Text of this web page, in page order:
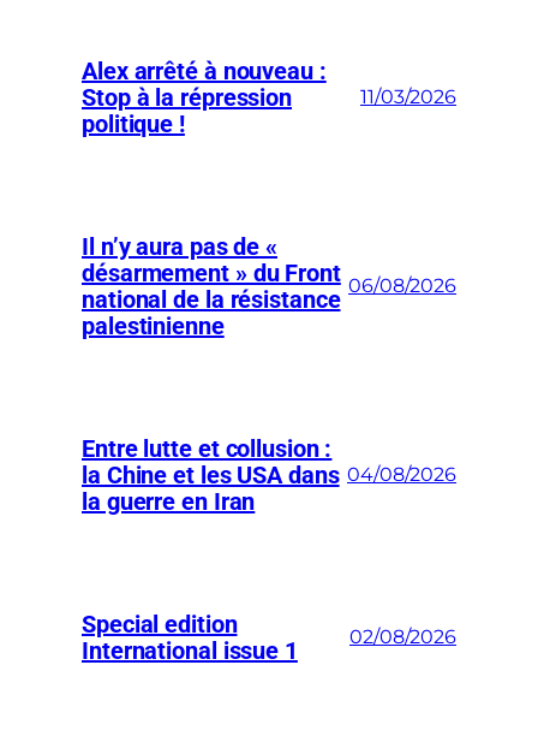
Alex arrêté à nouveau :
Stop à la répression
politique !
11/03/2026
Il n’y aura pas de «
désarmement » du Front
national de la résistance
palestinienne
06/08/2026
Entre lutte et collusion :
la Chine et les USA dans
la guerre en Iran
04/08/2026
Special edition
International issue 1
02/08/2026